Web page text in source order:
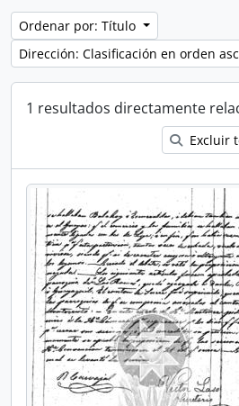
Ordenar por: Título
Dirección: Clasificación en orden
1 resultados directamente
Excluir